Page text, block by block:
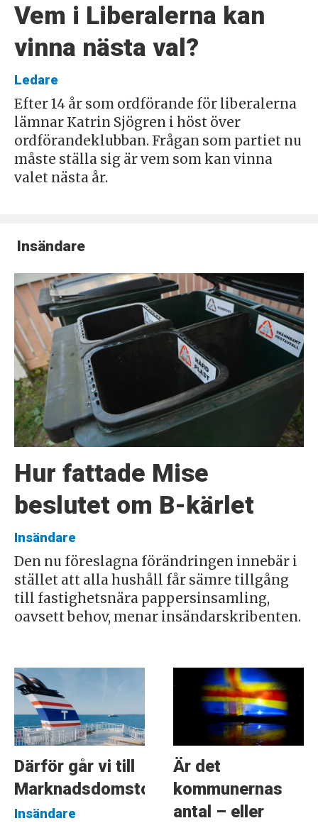
Vem i Liberalerna kan
vinna nästa val?
Ledare
Efter 14 år som ordförande för liberalerna
lämnar Katrin Sjögren i höst över
ordförandeklubban. Frågan som partiet nu
måste ställa sig är vem som kan vinna
valet nästa år.
Insändare
Hur fattade Mise
beslutet om B-kärlet
Insändare
Den nu föreslagna förändringen innebär i
stället att alla hushåll får sämre tillgång
till fastighetsnära pappersinsamling,
oavsett behov, menar insändarskribenten.
Därför går vi till
Marknadsdomstolen
Insändare
Är det
kommunernas
antal – eller